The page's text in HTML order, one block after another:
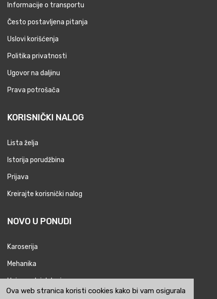
Ova web stranica koristi cookies kako bi vam osigurala
Informacije o transportu
Često postavljena pitanja
Uslovi korišćenja
Politika privatnosti
Ugovor na daljinu
Prava potrošača
KORISNIČKI NALOG
Lista želja
Istorija porudžbina
Prijava
Kreirajte korisnički nalog
NOVO U PONUDI
Karoserija
Mehanika
Univerzalni delovi